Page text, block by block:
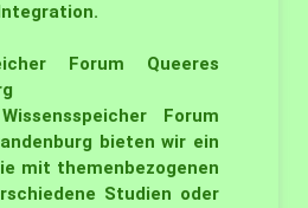
Forum Queeres
Forum
bieten wir ein
mit themenbezogenen
Studien oder